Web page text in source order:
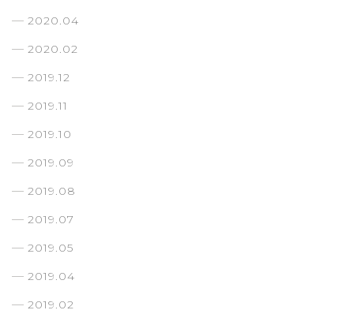
2020.04
2020.02
2019.12
2019.11
2019.10
2019.09
2019.08
2019.07
2019.05
2019.04
2019.02